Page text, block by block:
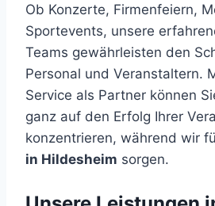
Ob Konzerte, Firmenfeiern,
Sportevents, unsere
Teams gewährleisten den
Personal und Veranstaltern.
Service als Partner können
ganz auf den Erfolg Ihrer
konzentrieren, während wir
in Hildesheim sorgen.